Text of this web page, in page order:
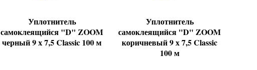
Уплотнитель
самоклеящийся "D" ZOOM
черный 9 х 7,5 Classic 100 м
Уплотнитель
самоклеящийся "D" ZOOM
коричневый 9 х 7,5 Classic
100 м